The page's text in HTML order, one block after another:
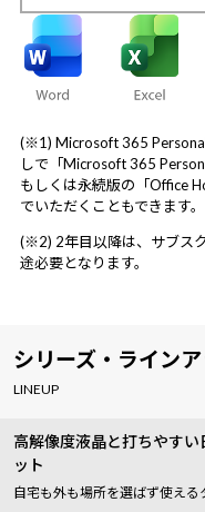
(※1) Microsoft 365
しで「Microsoft 365
もしくは永続版の「Office
でいただくこともできます。
(※2) 2年目以降は、サブス
途必要となります。
シリーズ・ライン
LINEUP
高解像度液晶と打ちやす
ット
自宅も外も場所を選ばず使える